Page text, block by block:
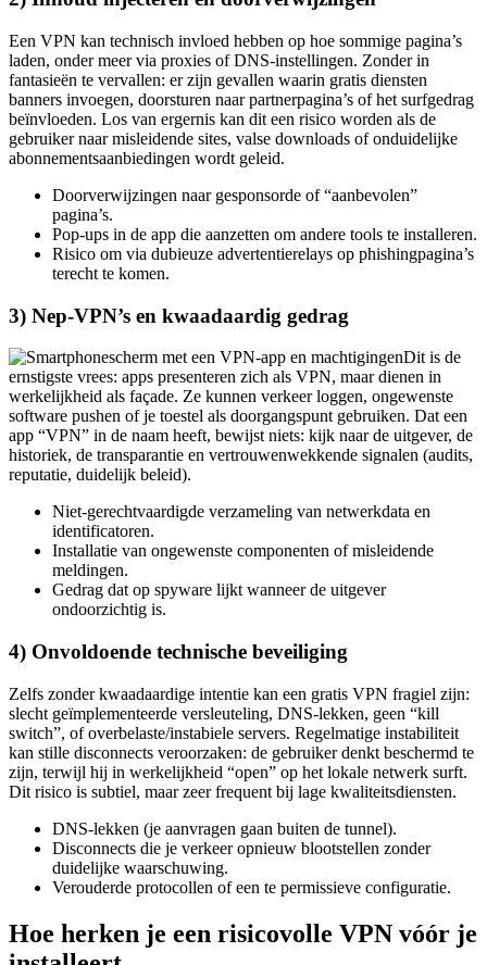
laden, onder meer via proxies of DNS-instellingen. Zonder in
fantasieën te vervallen: er zijn gevallen waarin gratis diensten
banners invoegen, doorsturen naar partnerpagina’s of het surfgedrag
beïnvloeden. Los van ergernis kan dit een risico worden als de
gebruiker naar misleidende sites, valse downloads of onduidelijke
abonnementsaanbiedingen wordt geleid.
pagina’s.
Pop-ups in de app die aanzetten om andere tools te installeren.
Risico om via dubieuze advertentierelays op phishingpagina’s
terecht te komen.
ernstigste vrees: apps presenteren zich als VPN, maar dienen in
werkelijkheid als façade. Ze kunnen verkeer loggen, ongewenste
software pushen of je toestel als doorgangspunt gebruiken. Dat een
app “VPN” in de naam heeft, bewijst niets: kijk naar de uitgever, de
historiek, de transparantie en vertrouwenwekkende signalen (audits,
reputatie, duidelijk beleid).
identificatoren.
Installatie van ongewenste componenten of misleidende
meldingen.
Gedrag dat op spyware lijkt wanneer de uitgever
ondoorzichtig is.
slecht geïmplementeerde versleuteling, DNS-lekken, geen “kill
switch”, of overbelaste/instabiele servers. Regelmatige instabiliteit
kan stille disconnects veroorzaken: de gebruiker denkt beschermd te
zijn, terwijl hij in werkelijkheid “open” op het lokale netwerk surft.
Dit risico is subtiel, maar zeer frequent bij lage kwaliteitsdiensten.
Disconnects die je verkeer opnieuw blootstellen zonder
duidelijke waarschuwing.
Verouderde protocollen of een te permissieve configuratie.
installeert